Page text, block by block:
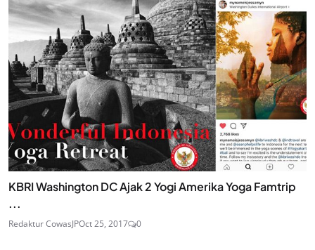
KBRI Washington DC Ajak 2 Yogi Amerika Yoga Famtrip
...
Redaktur CowasJPOct 25, 2017 0